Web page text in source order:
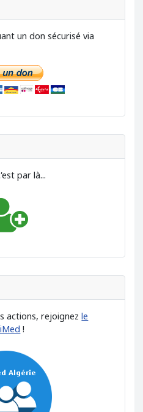
un don sécurisé via
par là...
actions, rejoignezle
!